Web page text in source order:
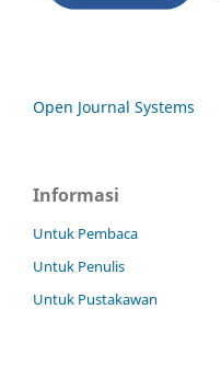
Open Journal Systems
Informasi
Untuk Pembaca
Untuk Penulis
Untuk Pustakawan